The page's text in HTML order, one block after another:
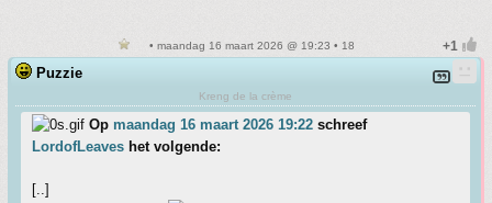
• maandag 16 maart 2026 @ 19:23 • 18
Puzzie
Kreng de la crème
Op maandag 16 maart 2026 19:22 schreef
LordofLeaves het volgende:
[..]